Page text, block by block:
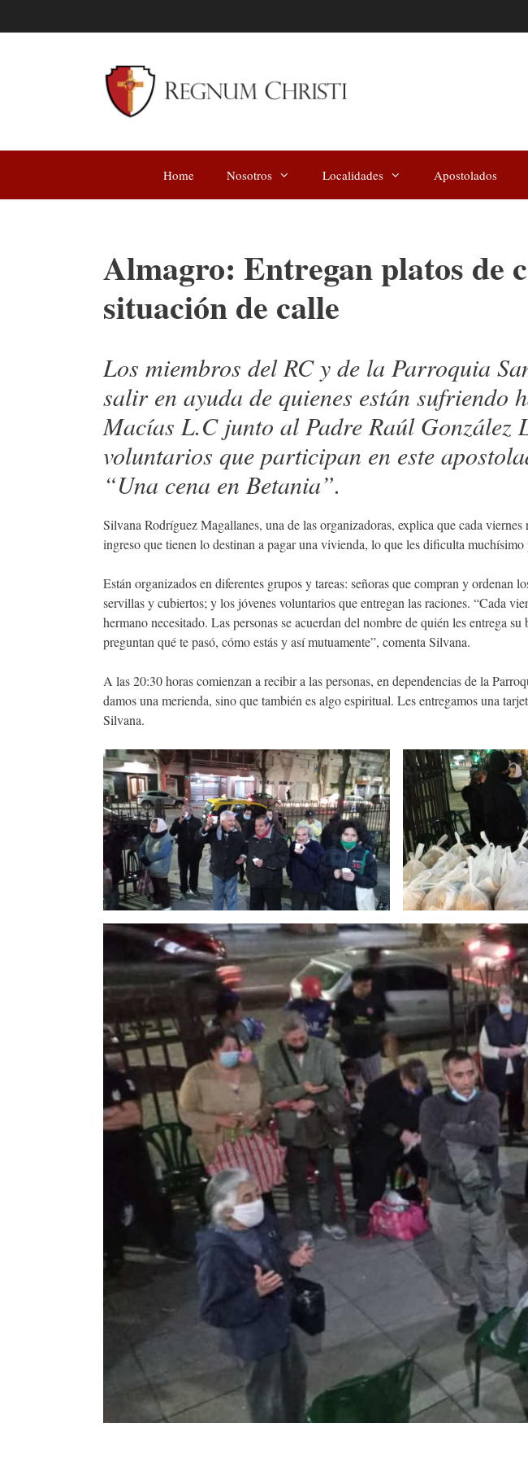
Home Nosotros Localidades Apostolados
Almagro: Entregan platos de
situación de calle
Los miembros del RC y de la Parroquia
salir en ayuda de quienes están sufriendo
Macías L.C junto al Padre Raúl González
voluntarios que participan en este
“Una cena en Betania”.
Silvana Rodríguez Magallanes, una de las organizadoras, explica que cada
ingreso que tienen lo destinan a pagar una vivienda, lo que les dificulta
Están organizados en diferentes grupos y tareas: señoras que compran y ordenan
servillas y cubiertos; y los jóvenes voluntarios que entregan las raciones. “Cada
hermano necesitado. Las personas se acuerdan del nombre de quién les entrega
preguntan qué te pasó, cómo estás y así mutuamente”, comenta Silvana.
A las 20:30 horas comienzan a recibir a las personas, en dependencias de la
damos una merienda, sino que también es algo espiritual. Les entregamos una
Silvana.